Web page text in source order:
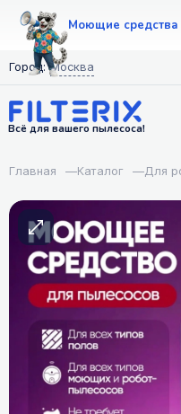
Моющие средства
Город: Москва
Всё для вашего пылесоса!
Главная —Каталог —Для